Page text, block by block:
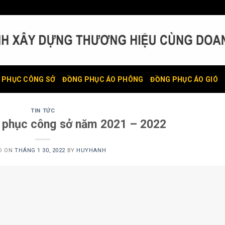
CÔNG SỞ ĐỒNG PHỤC ÁO PHÔNG ĐỒNG PHỤC ÁO GIÓ
TIN TỨC
công sở năm 2021 – 2022
ON THÁNG 1 30, 2022 BY HUYHANH